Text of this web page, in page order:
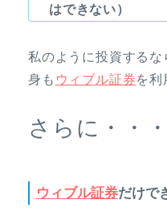
はできない）
私のように投資する
身も ウィブル証券を利
さらに・・・
ウィブル証券だけで